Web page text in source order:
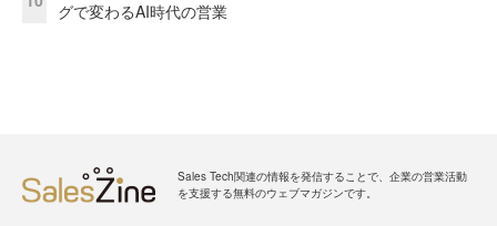
グで変わるAI時代の営業
Sales Tech関連の情報を発信することで、企業の営業活動
を支援する無料のウェブマガジンです。